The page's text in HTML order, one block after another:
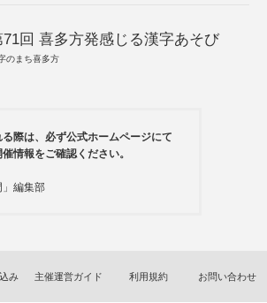
71回 喜多方発感じる漢字あそび
のまち喜多方
る際は、必ず公式ホームページにて
情報をご確認ください。
」編集部
み 主催運営ガイド 利用規約 お問い合わせ